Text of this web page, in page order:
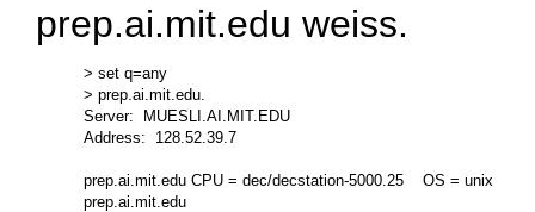
prep.ai.mit.edu weiss.
> set q=any
> prep.ai.mit.edu.
Server:  MUESLI.AI.MIT.EDU
Address:  128.52.39.7
prep.ai.mit.edu CPU = dec/decstation-5000.25    OS = unix
prep.ai.mit.edu